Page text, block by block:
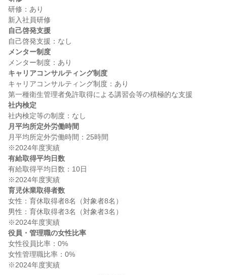
研修：あり
自己啓発支援
メンター制度
キャリアコンサルティング制度
キャリアコンサルティング制度：あり
社内検定
月平均所定外労働時間
月平均所定外労働時間：25時間
有給取得平均日数
有給取得平均日数：10日
育児休業取得者数
女性：育休取得者8名（対象者8名）
男性：育休取得者3名（対象者3名）
役員・管理職の女性比率
女性役員比率：0%
女性管理職比率：0%